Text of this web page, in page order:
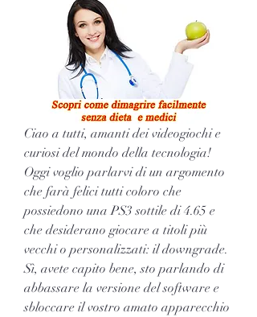
Ciao a tutti, amanti dei videogiochi e
curiosi del mondo della tecnologia!
Oggi voglio parlarvi di un argomento
che farà felici tutti coloro che
possiedono una PS3 sottile di 4.65 e
che desiderano giocare a titoli più
vecchi o personalizzati: il downgrade.
Sì, avete capito bene, sto parlando di
abbassare la versione del software e
sbloccare il vostro amato apparecchio